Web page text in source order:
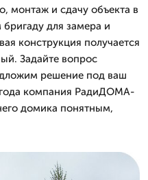
монтаж и сдачу объекта в
для замера и
конструкция получается
Задайте вопрос
решение под ваш
компания РадиДОМА-
домика понятным,